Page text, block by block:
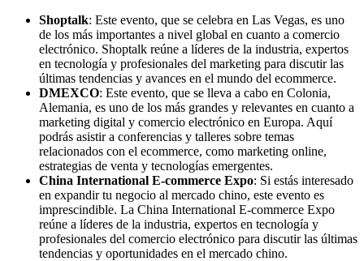
Shoptalk: Este evento, que se celebra en Las Vegas, es uno
de los más importantes a nivel global en cuanto a comercio
electrónico. Shoptalk reúne a líderes de la industria, expertos
en tecnología y profesionales del marketing para discutir las
últimas tendencias y avances en el mundo del ecommerce.
DMEXCO: Este evento, que se lleva a cabo en Colonia,
Alemania, es uno de los más grandes y relevantes en cuanto a
marketing digital y comercio electrónico en Europa. Aquí
podrás asistir a conferencias y talleres sobre temas
relacionados con el ecommerce, como marketing online,
estrategias de venta y tecnologías emergentes.
China International E-commerce Expo: Si estás interesado
en expandir tu negocio al mercado chino, este evento es
imprescindible. La China International E-commerce Expo
reúne a líderes de la industria, expertos en tecnología y
profesionales del comercio electrónico para discutir las últimas
tendencias y oportunidades en el mercado chino.